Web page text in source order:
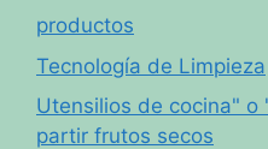
productos
Tecnología de Limpieza
Utensilios de cocina" o
partir frutos secos